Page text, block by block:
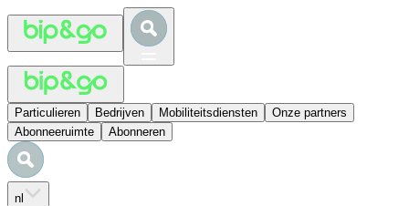
Particulieren Bedrijven Mobiliteitsdiensten
Onze partners
Abonneeruimte
Abonneren
nl